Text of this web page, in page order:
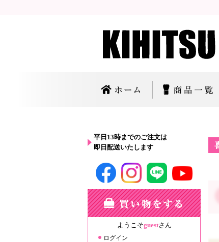
平日13時までのご注文は
即日配送いたします
ようこそguestさん
ログイン